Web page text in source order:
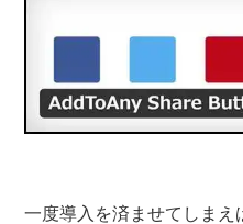
一度導入を済ませてしまえ